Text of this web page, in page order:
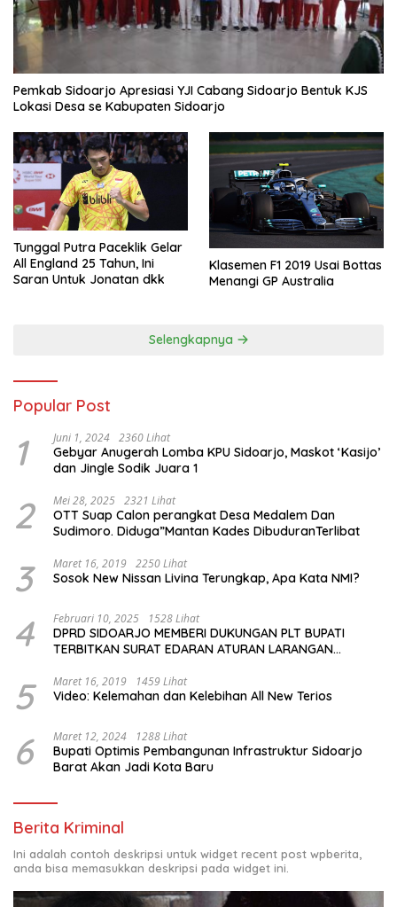
Pemkab Sidoarjo Apresiasi YJI Cabang Sidoarjo Bentuk KJS
Lokasi Desa se Kabupaten Sidoarjo
Tunggal Putra Paceklik Gelar
All England 25 Tahun, Ini
Saran Untuk Jonatan dkk
Klasemen F1 2019 Usai Bottas
Menangi GP Australia
Selengkapnya
Popular Post
1 Juni 1, 2024 2360 Lihat
Gebyar Anugerah Lomba KPU Sidoarjo, Maskot ‘Kasijo’
dan Jingle Sodik Juara 1
2 Mei 28, 2025 2321 Lihat
OTT Suap Calon perangkat Desa Medalem Dan
Sudimoro. Diduga”Mantan Kades DibuduranTerlibat
3 Maret 16, 2019 2250 Lihat
Sosok New Nissan Livina Terungkap, Apa Kata NMI?
4 Februari 10, 2025 1528 Lihat
DPRD SIDOARJO MEMBERI DUKUNGAN PLT BUPATI
TERBITKAN SURAT EDARAN ATURAN LARANGAN
KELUAR KOTA
5 Maret 16, 2019 1459 Lihat
Video: Kelemahan dan Kelebihan All New Terios
6 Maret 12, 2024 1288 Lihat
Bupati Optimis Pembangunan Infrastruktur Sidoarjo
Barat Akan Jadi Kota Baru
Berita Kriminal
Ini adalah contoh deskripsi untuk widget recent post wpberita,
anda bisa memasukkan deskripsi pada widget ini.